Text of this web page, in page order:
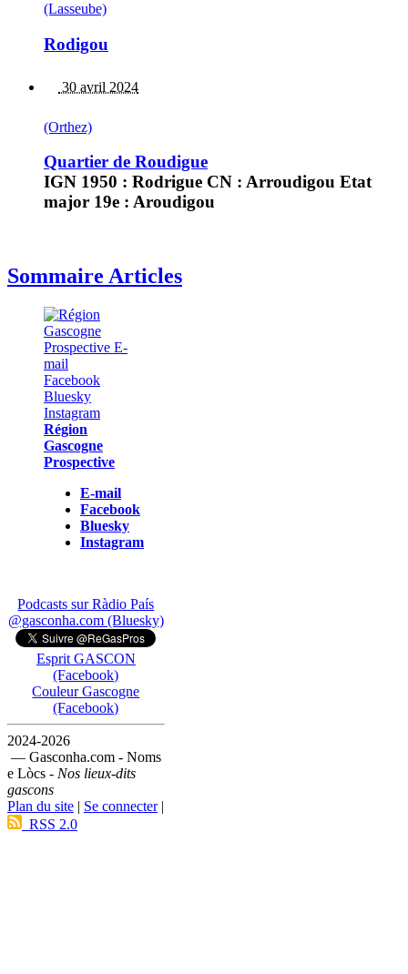
(Lasseube)
Rodigou
30 avril 2024
(Orthez)
Quartier de Roudigue
IGN 1950 : Rodrigue CN : Arroudigou Etat
major 19e : Aroudigou
Sommaire Articles
Région
Gascogne
Prospective
E-mail
Facebook
Bluesky
Instagram
Podcasts sur Ràdio País
@gasconha.com (Bluesky)
Esprit GASCON
(Facebook)
Couleur Gascogne
(Facebook)
2024-2026
— Gasconha.com - Noms
e Lòcs - Nos lieux-dits
gascons
Plan du site | Se connecter|
RSS 2.0